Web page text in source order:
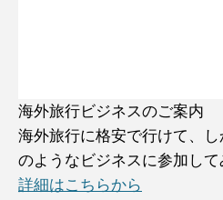
海外旅行ビジネスのご案内
海外旅行に格安で行けて、
のようなビジネスに参加して
詳細はこちらから